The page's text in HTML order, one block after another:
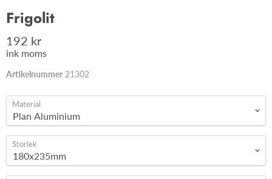
Frigolit
192 kr
ink moms
Artikelnummer 21302
Material
Storlek